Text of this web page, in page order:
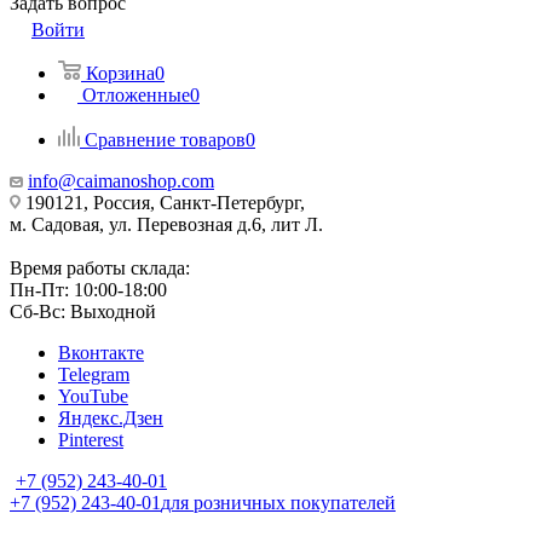
Войти
Корзина0
Отложенные0
Сравнение товаров0
info@caimanoshop.com
190121, Россия, Санкт-Петербург,
м. Садовая, ул. Перевозная д.6, лит Л.
Время работы склада:
Пн-Пт: 10:00-18:00
Сб-Вс: Выходной
Вконтакте
Telegram
YouTube
Яндекс.Дзен
Pinterest
+7 (952) 243-40-01
+7 (952) 243-40-01 для розничных покупателей